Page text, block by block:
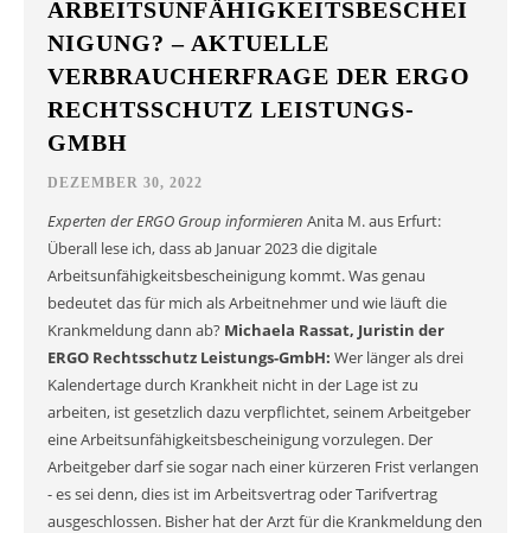
ARBEITSUNFÄHIGKEITSBESCHEI
NIGUNG? – AKTUELLE
VERBRAUCHERFRAGE DER ERGO
RECHTSSCHUTZ LEISTUNGS-
GMBH
DEZEMBER 30, 2022
Experten der ERGO Group informieren Anita M. aus Erfurt:
Überall lese ich, dass ab Januar 2023 die digitale
Arbeitsunfähigkeitsbescheinigung kommt. Was genau
bedeutet das für mich als Arbeitnehmer und wie läuft die
Krankmeldung dann ab? Michaela Rassat, Juristin der
ERGO Rechtsschutz Leistungs-GmbH: Wer länger als drei
Kalendertage durch Krankheit nicht in der Lage ist zu
arbeiten, ist gesetzlich dazu verpflichtet, seinem Arbeitgeber
eine Arbeitsunfähigkeitsbescheinigung vorzulegen. Der
Arbeitgeber darf sie sogar nach einer kürzeren Frist verlangen
- es sei denn, dies ist im Arbeitsvertrag oder Tarifvertrag
ausgeschlossen. Bisher hat der Arzt für die Krankmeldung den